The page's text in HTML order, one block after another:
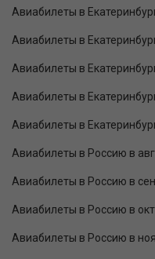
Авиабилеты в
Авиабилеты в
Авиабилеты в
Авиабилеты в
Авиабилеты в
Авиабилеты в Россию в
Авиабилеты в Россию в
Авиабилеты в Россию в
Авиабилеты в Россию в